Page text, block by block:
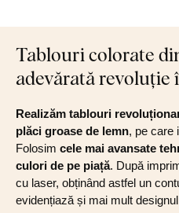
Tablouri colorate
adevărată revoluție
Realizăm tablouri
plăci groase de lemn, pe care
Folosim cele mai avansate
culori de pe piață. După
cu laser, obținând astfel un
evidențiază și mai mult